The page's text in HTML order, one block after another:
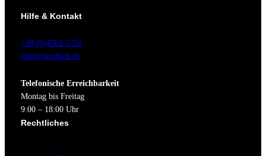
Hilfe & Kontakt
+49 (0)4362 5751
info@nordlich.de
Telefonische Erreichbarkeit
Montag bis Freitag
9:00 – 18:00 Uhr
Rechtliches